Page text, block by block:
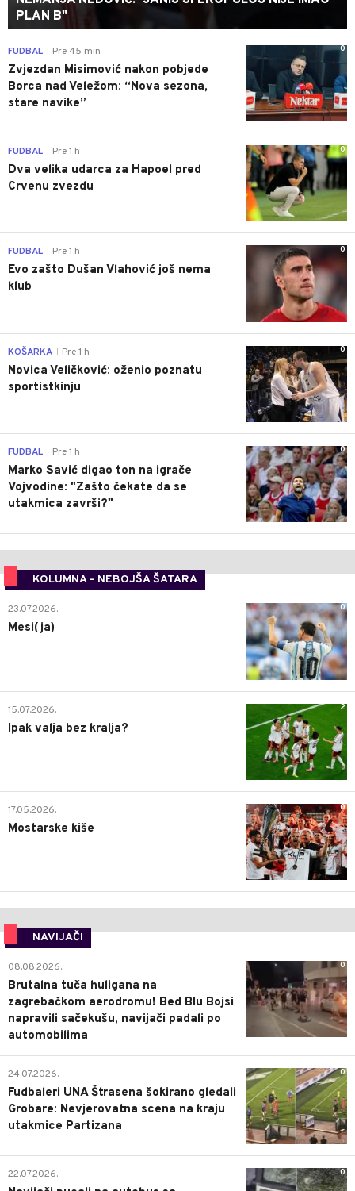
PLAN B"
0
FUDBAL Pre 45 min
Zvjezdan Misimović nakon pobjede
Borca nad Veležom: “Nova sezona,
stare navike”
0
FUDBAL Pre 1 h
Dva velika udarca za Hapoel pred
Crvenu zvezdu
0
FUDBAL Pre 1 h
Evo zašto Dušan Vlahović još nema
klub
0
KOŠARKA Pre 1 h
Novica Veličković: oženio poznatu
sportistkinju
0
FUDBAL Pre 1 h
Marko Savić digao ton na igrače
Vojvodine: "Zašto čekate da se
utakmica završi?"
KOLUMNA - NEBOJŠA ŠATARA
0
23.07.2026.
Mesi(ja)
2
15.07.2026.
Ipak valja bez kralja?
0
17.05.2026.
Mostarske kiše
NAVIJAČI
0
08.08.2026.
Brutalna tuča huligana na
zagrebačkom aerodromu! Bed Blu Bojsi
napravili sačekušu, navijači padali po
automobilima
0
24.07.2026.
Fudbaleri UNA Štrasena šokirano gledali
Grobare: Nevjerovatna scena na kraju
utakmice Partizana
0
22.07.2026.